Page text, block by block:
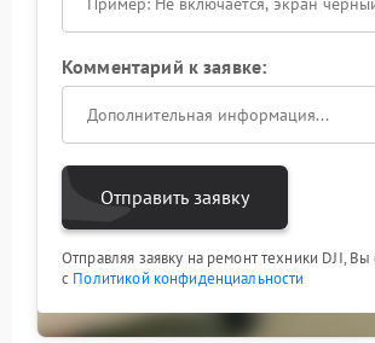
Комментарий к заявке:
Отправить заявку
Отправляя заявку на ремонт техники DJI,
с Политикой конфиденциальности